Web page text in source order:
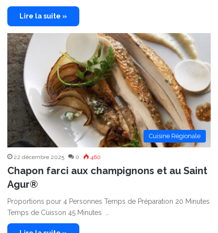
Lire la suite »
Cuisine Régionale
22 décembre 2025 0 460
Chapon farci aux champignons et au Saint
Agur®
Proportions pour 4 Personnes Temps de Préparation 20 Minutes
Temps de Cuisson 45 Minutes …